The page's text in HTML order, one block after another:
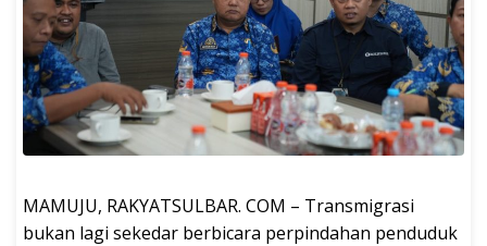
MAMUJU, RAKYATSULBAR. COM – Transmigrasi
bukan lagi sekedar berbicara perpindahan penduduk